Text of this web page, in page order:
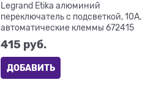
Legrand Etika алюминий
переключатель с подсветкой, 10А,
автоматические клеммы 672415
415 руб.
ДОБАВИТЬ